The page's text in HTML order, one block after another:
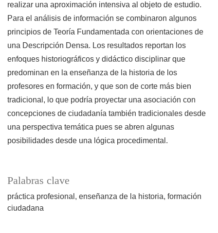
Palabras clave
práctica profesional enseñanza de la historia formación
ciudadana
realizar una aproximación intensiva al objeto de estudio.
Para el análisis de información se combinaron algunos
principios de Teoría Fundamentada con orientaciones de
una Descripción Densa. Los resultados reportan los
enfoques historiográficos y didáctico disciplinar que
predominan en la enseñanza de la historia de los
profesores en formación, y que son de corte más bien
tradicional, lo que podría proyectar una asociación con
concepciones de ciudadanía también tradicionales desde
una perspectiva temática pues se abren algunas
posibilidades desde una lógica procedimental.